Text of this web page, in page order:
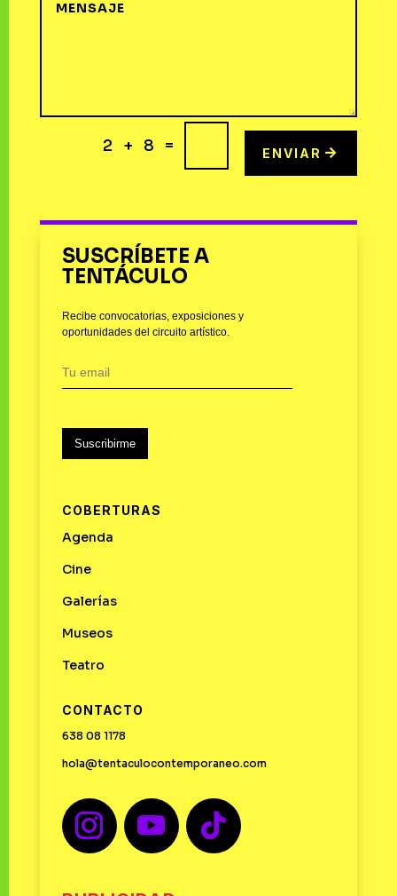
2 + 8 = ENVIAR
SUSCRÍBETE A
TENTÁCULO
Recibe convocatorias, exposiciones y
oportunidades del circuito artístico.
Suscribirme
COBERTURAS
Agenda
Cine
Galerías
Museos
Teatro
CONTACTO
638 08 1178
hola@tentaculocontemporaneo.com